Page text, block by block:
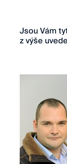
Jsou Vám
z výše